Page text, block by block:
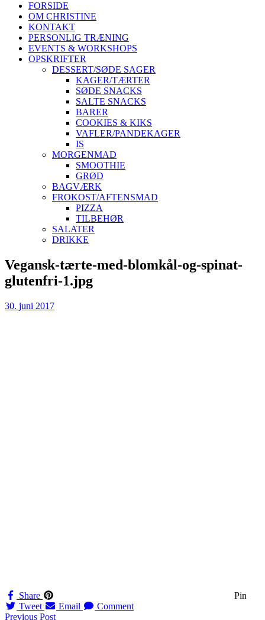
FORSIDE
OM CHRISTINE
KONTAKT
PERSONLIG TRÆNING
EVENTS & WORKSHOPS
OPSKRIFTER
DESSERT/SØDE SAGER
KAGER/TÆRTER
SØDE SNACKS
SALTE SNACKS
BARER
COOKIES & KIKS
VAFLER/PANDEKAGER
IS
MORGENMAD
SMOOTHIE
GRØD
BAGVÆRK
FROKOST/AFTENSMAD
PIZZA
TILBEHØR
SALATER
DRIKKE
Skip
to
content
Vegansk-tærte-med-blomkål-og-spinat-
glutenfri-1.jpg
30. juni 2017
Share
Pin
Tweet
Email Comment
Previous Post